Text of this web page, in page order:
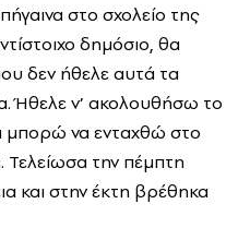
στο σχολείο της
δημόσιο, θα
δεν ήθελε αυτά τα
Ήθελε ν’ ακολουθήσω το
μπορώ να ενταχθώ στο
Τελείωσα την πέμπτη
και στην έκτη βρέθηκα